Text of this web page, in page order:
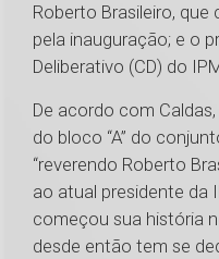
Roberto Brasileiro,
pela inauguração; e o
Deliberativo (CD) do
De acordo com
do bloco “A” do
“reverendo Roberto
ao atual presidente da
começou sua história
desde então tem se